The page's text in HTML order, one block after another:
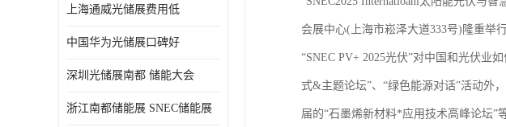
上海通威光储展费用低
中国华为光储展口碑好
深圳光储展南都 储能大会
浙江南都储能展 SNEC储能展
会展中心(上海市崧泽大道333号)隆重
“SNEC PV+ 2025光伏”对中国和光伏业
式&主题论坛”、“绿色能源对话”活动外
届的“石墨烯新材料*应用技术高峰论坛”